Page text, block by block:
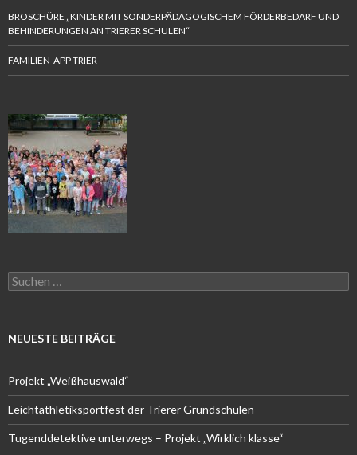
BROSCHÜRE „KINDER MIT SONDERPÄDAGOGISCHEM FÖRDERBEDARF UND
BEHINDERUNGEN AN TRIERER SCHULEN“
FAMILIEN-APP TRIER
Suchen
nach:
NEUESTE BEITRÄGE
Projekt „Weißhauswald“
Leichtathletiksportfest der Trierer Grundschulen
Tugenddetektive unterwegs – Projekt „Wirklich klasse“